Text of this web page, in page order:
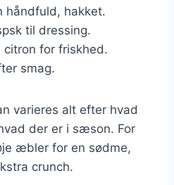
håndfuld, hakket.
til dressing.
citron for friskhed.
smag.
varieres alt efter hvad
der er i sæson. For
æbler for en sødme,
crunch.